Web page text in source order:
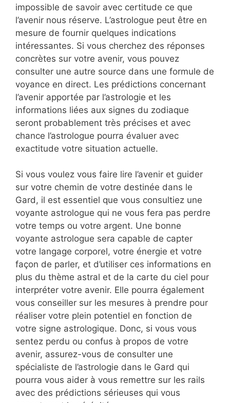
impossible de savoir avec certitude ce que
l’avenir nous réserve. L’astrologue peut être en
mesure de fournir quelques indications
intéressantes. Si vous cherchez des réponses
concrètes sur votre avenir, vous pouvez
consulter une autre source dans une formule de
voyance en direct. Les prédictions concernant
l’avenir apportée par l’astrologie et les
informations liées aux signes du zodiaque
seront probablement très précises et avec
chance l’astrologue pourra évaluer avec
exactitude votre situation actuelle.
Si vous voulez vous faire lire l’avenir et guider
sur votre chemin de votre destinée dans le
Gard, il est essentiel que vous consultiez une
voyante astrologue qui ne vous fera pas perdre
votre temps ou votre argent. Une bonne
voyante astrologue sera capable de capter
votre langage corporel, votre énergie et votre
façon de parler, et d’utiliser ces informations en
plus du thème astral et de la carte du ciel pour
interpréter votre avenir. Elle pourra également
vous conseiller sur les mesures à prendre pour
réaliser votre plein potentiel en fonction de
votre signe astrologique. Donc, si vous vous
sentez perdu ou confus à propos de votre
avenir, assurez-vous de consulter une
spécialiste de l’astrologie dans le Gard qui
pourra vous aider à vous remettre sur les rails
avec des prédictions sérieuses qui vous